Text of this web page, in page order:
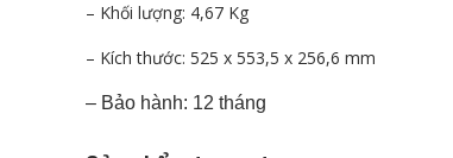
– Khối lượng: 4,67 Kg
– Kích thước: 525 x 553,5 x 256,6 mm
– Bảo hành: 12 tháng